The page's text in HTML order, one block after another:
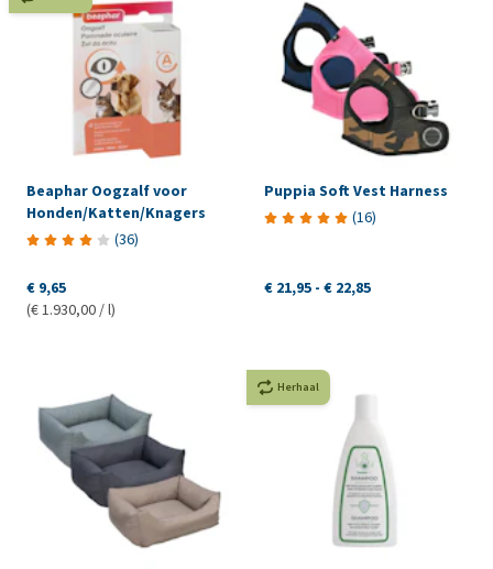
Beaphar Oogzalf voor
Honden/Katten/Knagers
(36)
€ 9,65
(€ 1.930,00 / l)
Puppia Soft Vest Harness
(16)
€ 21,95 - € 22,85
Herhaal